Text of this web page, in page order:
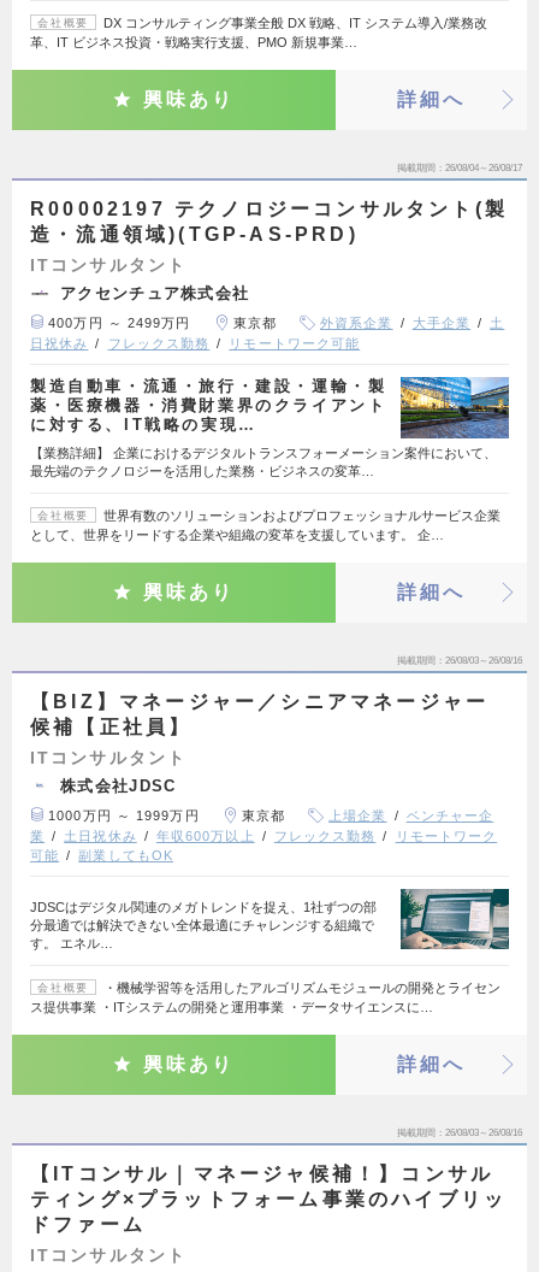
会社概要
DX コンサルティング事業全般 DX 戦略、IT システム導入/業務改
革、IT ビジネス投資・戦略実行支援、PMO 新規事業…
興味あり 詳細へ
掲載期間 26/08/04～26/08/17
R00002197 テクノロジーコンサルタント(製
造・流通領域)(TGP-AS-PRD)
ITコンサルタント
アクセンチュア株式会社
400万円 ～ 2499万円 東京都 外資系企業 大手企業
土
日祝休み
フレックス勤務 リモートワーク可能
製造自動車・流通・旅行・建設・運輸・製
薬・医療機器・消費財業界のクライアント
に対する、IT戦略の実現…
【業務詳細】 企業におけるデジタルトランスフォーメーション案件において、
最先端のテクノロジーを活用した業務・ビジネスの変革…
会社概要
世界有数のソリューションおよびプロフェッショナルサービス企業
として、世界をリードする企業や組織の変革を支援しています。 企…
興味あり 詳細へ
掲載期間 26/08/03～26/08/16
【BIZ】マネージャー／シニアマネージャー
候補【正社員】
ITコンサルタント
株式会社JDSC
1000万円 ～ 1999万円 東京都 上場企業
ベンチャー企
業
土日祝休み 年収600万以上 フレックス勤務
リモートワーク
可能
副業してもOK
JDSCはデジタル関連のメガトレンドを捉え、1社ずつの部
分最適では解決できない全体最適にチャレンジする組織で
す。 エネル…
会社概要
・機械学習等を活用したアルゴリズムモジュールの開発とライセン
ス提供事業 ・ITシステムの開発と運用事業 ・データサイエンスに…
興味あり 詳細へ
掲載期間 26/08/03～26/08/16
【ITコンサル｜マネージャ候補！】コンサル
ティング×プラットフォーム事業のハイブリッ
ドファーム
ITコンサルタント